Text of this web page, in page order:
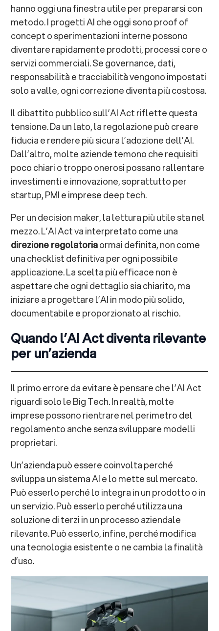
hanno oggi una finestra utile per prepararsi con
metodo. I progetti AI che oggi sono proof of
concept o sperimentazioni interne possono
diventare rapidamente prodotti, processi core o
servizi commerciali. Se governance, dati,
responsabilità e tracciabilità vengono impostati
solo a valle, ogni correzione diventa più costosa.
Il dibattito pubblico sull’AI Act riflette questa
tensione. Da un lato, la regolazione può creare
fiducia e rendere più sicura l’adozione dell’AI.
Dall’altro, molte aziende temono che requisiti
poco chiari o troppo onerosi possano rallentare
investimenti e innovazione, soprattutto per
startup, PMI e imprese deep tech.
Per un decision maker, la lettura più utile sta nel
mezzo. L’AI Act va interpretato come una
direzione regolatoriaormai definita, non come
una checklist definitiva per ogni possibile
applicazione. La scelta più efficace non è
aspettare che ogni dettaglio sia chiarito, ma
iniziare a progettare l’AI in modo più solido,
documentabile e proporzionato al rischio.
Quando l’AI Act diventa rilevante
per un’azienda
Il primo errore da evitare è pensare che l’AI Act
riguardi solo le Big Tech. In realtà, molte
imprese possono rientrare nel perimetro del
regolamento anche senza sviluppare modelli
proprietari.
Un’azienda può essere coinvolta perché
sviluppa un sistema AI e lo mette sul mercato.
Può esserlo perché lo integra in un prodotto o in
un servizio. Può esserlo perché utilizza una
soluzione di terzi in un processo aziendale
rilevante. Può esserlo, infine, perché modifica
una tecnologia esistente o ne cambia la finalità
d’uso.